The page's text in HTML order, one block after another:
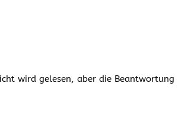
wird gelesen, aber die Beantwortung